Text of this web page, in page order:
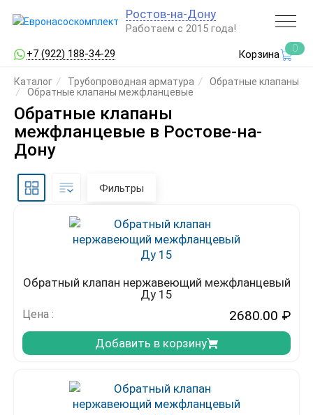
Ростов-на-Дону
Работаем с 2015 года!
+7 (922) 188-34-29
Корзина 0
Каталог / Трубопроводная арматура /
Обратные клапаны
/
Обратные клапаны межфланцевые
Обратные клапаны
межфланцевые в Ростове-на-
Дону
Фильтры
Обратный клапан нержавеющий межфланцевый
Ду 15
Цена : 2680.00 ₽
Добавить в корзину